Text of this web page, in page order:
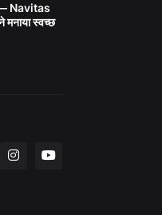
— Navitas
स्वच्छ